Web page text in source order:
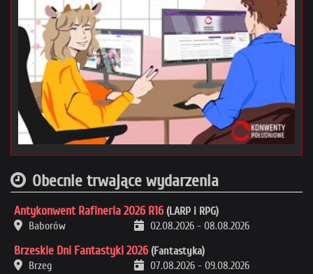
Obecnie trwające wydarzenia
Antykonwent Rafineria 2026 R16 (LARP i RPG)
Baborów
02.08.2026 - 08.08.2026
Brzeskie Dni Fantastyki 2026 (Fantastyka)
Brzeg
07.08.2026 - 09.08.2026